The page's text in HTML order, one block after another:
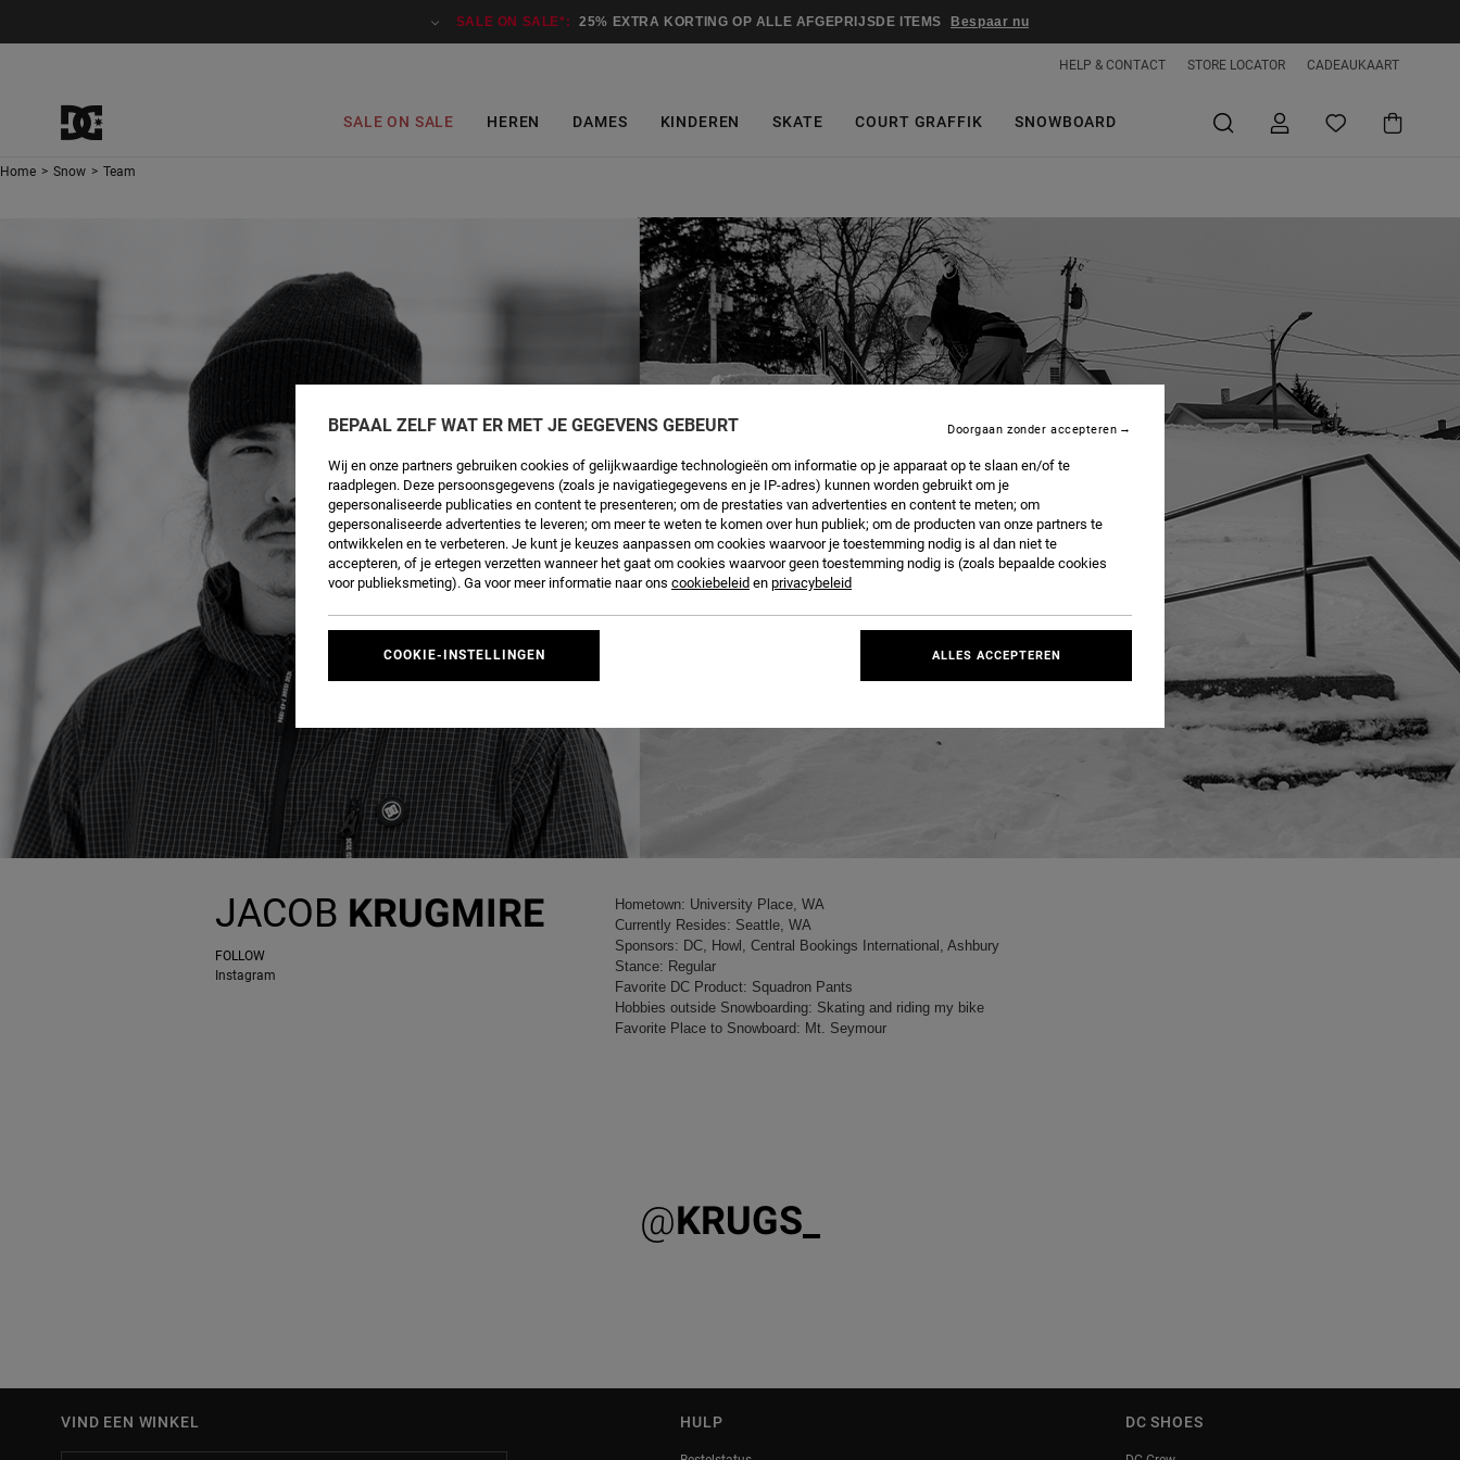
SALE ON SALE*: 25% EXTRA KORTING OP ALLE AFGEPRIJSDE ITEMS Bespaar nu
HELP & CONTACT STORE LOCATOR CADEAUKAART
SALE ON SALE HEREN DAMES KINDEREN SKATE COURT GRAFFIK SNOWBOARD
Home > Snow > Team
JACOB KRUGMIRE
FOLLOW
Instagram
Hometown: University Place, WA
Currently Resides: Seattle, WA
Sponsors: DC, Howl, Central Bookings International, Ashbury
Stance: Regular
Favorite DC Product: Squadron Pants
Hobbies outside Snowboarding: Skating and riding my bike
Favorite Place to Snowboard: Mt. Seymour
@KRUGS_
VIND EEN WINKEL HULP DC SHOES
BEPAAL ZELF WAT ER MET JE GEGEVENS GEBEURT
Wij en onze partners gebruiken cookies of gelijkwaardige technologieën om informatie op je apparaat op te slaan en/of te
raadplegen. Deze persoonsgegevens (zoals je navigatiegegevens en je IP-adres) kunnen worden gebruikt om je
gepersonaliseerde publicaties en content te presenteren; om de prestaties van advertenties en content te meten; om
gepersonaliseerde advertenties te leveren; om meer te weten te komen over hun publiek; om de producten van onze partners te
ontwikkelen en te verbeteren. Je kunt je keuzes aanpassen om cookies waarvoor je toestemming nodig is al dan niet te
accepteren, of je ertegen verzetten wanneer het gaat om cookies waarvoor geen toestemming nodig is (zoals bepaalde cookies
voor publieksmeting). Ga voor meer informatie naar ons cookiebeleid en privacybeleid
COOKIE-INSTELLINGEN
Doorgaan zonder accepteren
ALLES ACCEPTEREN